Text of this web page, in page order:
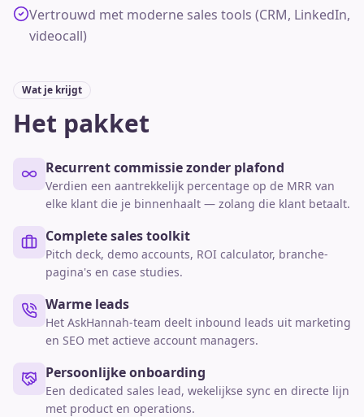
Vertrouwd met moderne sales tools (CRM, LinkedIn,
videocall)
Wat je krijgt
Het pakket
Recurrent commissie zonder plafond
Verdien een aantrekkelijk percentage op de MRR van
elke klant die je binnenhaalt — zolang die klant betaalt.
Complete sales toolkit
Pitch deck, demo accounts, ROI calculator, branche-
pagina's en case studies.
Warme leads
Het AskHannah-team deelt inbound leads uit marketing
en SEO met actieve account managers.
Persoonlijke onboarding
Een dedicated sales lead, wekelijkse sync en directe lijn
met product en operations.